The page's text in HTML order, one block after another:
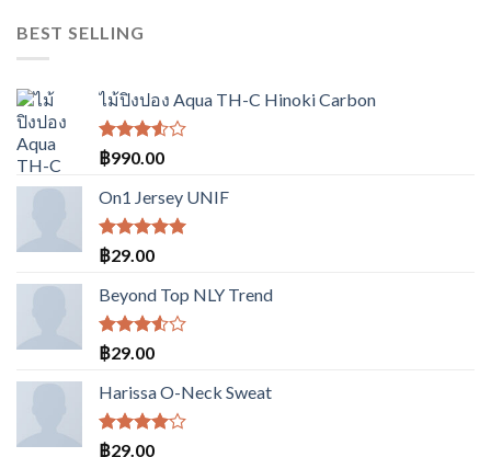
ตั้งแต่ 1-5
BEST SELLING
ไม้ปิงปอง Aqua TH-C Hinoki Carbon
ให้
คะแนน
3.50
ตั้งแต่
1-5
฿990.00
On1 Jersey UNIF
ให้คะแนน
5.00
1-5
คะแนน
฿29.00
Beyond Top NLY Trend
ให้
คะแนน
3.50
ตั้งแต่
1-5
฿29.00
Harissa O-Neck Sweat
ให้
฿29.00